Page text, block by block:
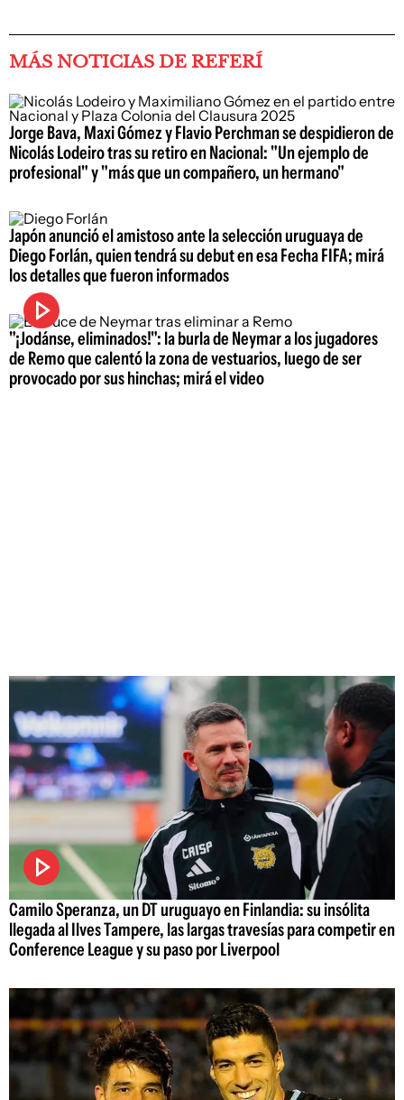
MÁS NOTICIAS DE REFERÍ
Jorge Bava, Maxi Gómez y Flavio Perchman se despidieron de
Nicolás Lodeiro tras su retiro en Nacional: "Un ejemplo de
profesional" y "más que un compañero, un hermano"
Japón anunció el amistoso ante la selección uruguaya de
Diego Forlán, quien tendrá su debut en esa Fecha FIFA; mirá
los detalles que fueron informados
"¡Jodánse, eliminados!": la burla de Neymar a los jugadores
de Remo que calentó la zona de vestuarios, luego de ser
provocado por sus hinchas; mirá el video
Camilo Speranza, un DT uruguayo en Finlandia: su insólita
llegada al Ilves Tampere, las largas travesías para competir en
Conference League y su paso por Liverpool